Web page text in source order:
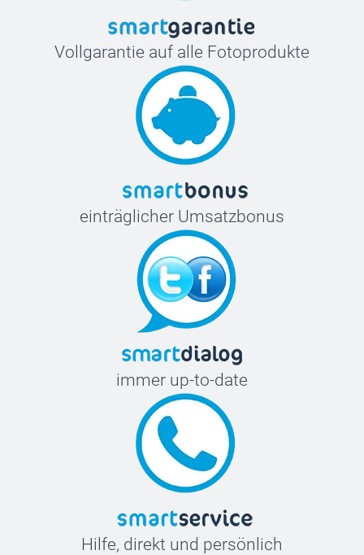
Vollgarantie auf alle Fotoprodukte
einträglicher Umsatzbonus
immer up-to-date
Hilfe, direkt und persönlich